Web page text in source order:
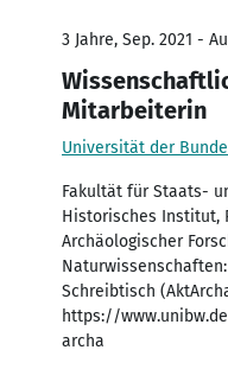
3 Jahre, Sep. 2021 -
Mitarbeiterin
Universität der
Fakultät für Staats-
Historisches Institut,
Archäologischer
Schreibtisch
https://
archa